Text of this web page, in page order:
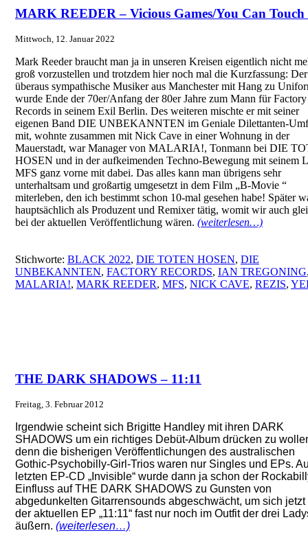
MARK REEDER – Vicious Games/You Can Touch
Mittwoch, 12. Januar 2022
Mark Reeder braucht man ja in unseren Kreisen eigentlich nicht
groß vorzustellen und trotzdem hier noch mal die Kurzfassung: Der
überaus sympathische Musiker aus Manchester mit Hang zu
wurde Ende der 70er/Anfang der 80er Jahre zum Mann für Factory
Records in seinem Exil Berlin. Des weiteren mischte er mit seiner
eigenen Band DIE UNBEKANNTEN im Geniale Dilettanten-
mit, wohnte zusammen mit Nick Cave in einer Wohnung in der
Mauerstadt, war Manager von MALARIA!, Tonmann bei DIE
HOSEN und in der aufkeimenden Techno-Bewegung mit seinem
MFS ganz vorne mit dabei. Das alles kann man übrigens sehr
unterhaltsam und großartig umgesetzt in dem Film „B-Movie “
miterleben, den ich bestimmt schon 10-mal gesehen habe! Später
hauptsächlich als Produzent und Remixer tätig, womit wir auch
bei der aktuellen Veröffentlichung wären. (weiterlesen…)
Stichworte: BLACK 2022, DIE TOTEN HOSEN, DIE
UNBEKANNTEN, FACTORY RECORDS, IAN TREGONING
MALARIA!, MARK REEDER, MFS, NICK CAVE, REZIS,
THE DARK SHADOWS – 11:11
Freitag, 3. Februar 2012
Irgendwie scheint sich Brigitte Handley mit ihren DARK
SHADOWS um ein richtiges Debüt-Album drücken zu
denn die bisherigen Veröffentlichungen des australischen
Gothic-Psychobilly-Girl-Trios waren nur Singles und EPs.
letzten EP-CD „Invisible“ wurde dann ja schon der
Einfluss auf THE DARK SHADOWS zu Gunsten von
abgedunkelten Gitarrensounds abgeschwächt, um sich jetzt
der aktuellen EP „11:11“ fast nur noch im Outfit der drei
äußern. (weiterlesen…)